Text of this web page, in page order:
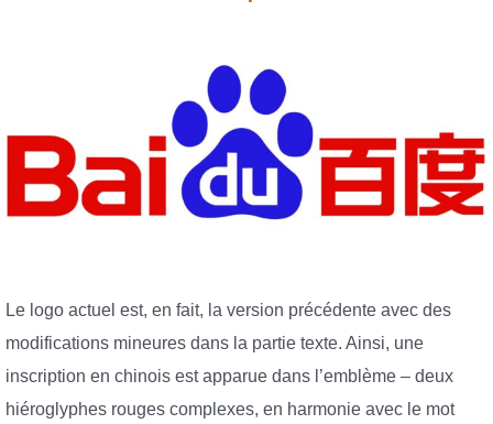
Le logo actuel est, en fait, la version précédente avec des
modifications mineures dans la partie texte. Ainsi, une
inscription en chinois est apparue dans l’emblème – deux
hiéroglyphes rouges complexes, en harmonie avec le mot